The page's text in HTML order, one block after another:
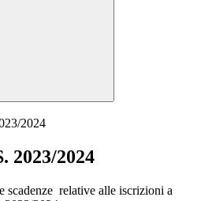
2024
2023/2024
scadenze relative alle iscrizioni a